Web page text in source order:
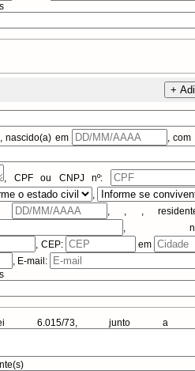
+
, nascido(a) em , com
,
CPF ou CNPJnº:
,
, ,
,
,
, CEP:
em
, E-mail:
73, junto a